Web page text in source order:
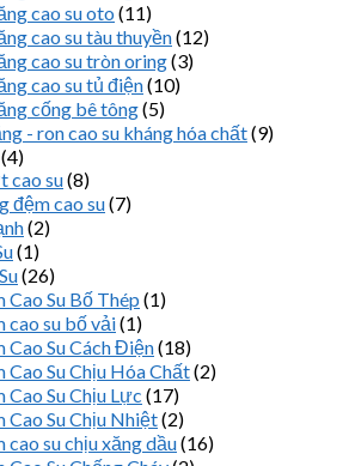
cao su oto (11)
cao su tàu thuyền(12)
cao su tròn oring(3)
cao su tủ điện(10)
cống bê tông(5)
- ron cao su kháng hóa chất(9)
(4)
cao su(8)
đệm cao su(7)
(2)
(1)
(26)
Cao Su Bố Thép (1)
cao su bố vải(1)
Cao Su Cách Điện(18)
Cao Su Chịu Hóa Chất(2)
Cao Su Chịu Lực (17)
Cao Su Chịu Nhiệt(2)
cao su chịu xăng dầu(16)